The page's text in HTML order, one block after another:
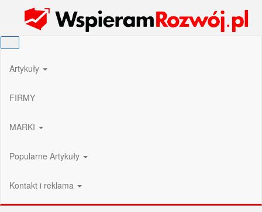
Wspieram Rozwój PL
Artykuły
FIRMY
MARKI
Popularne Artykuły
Kontakt i reklama